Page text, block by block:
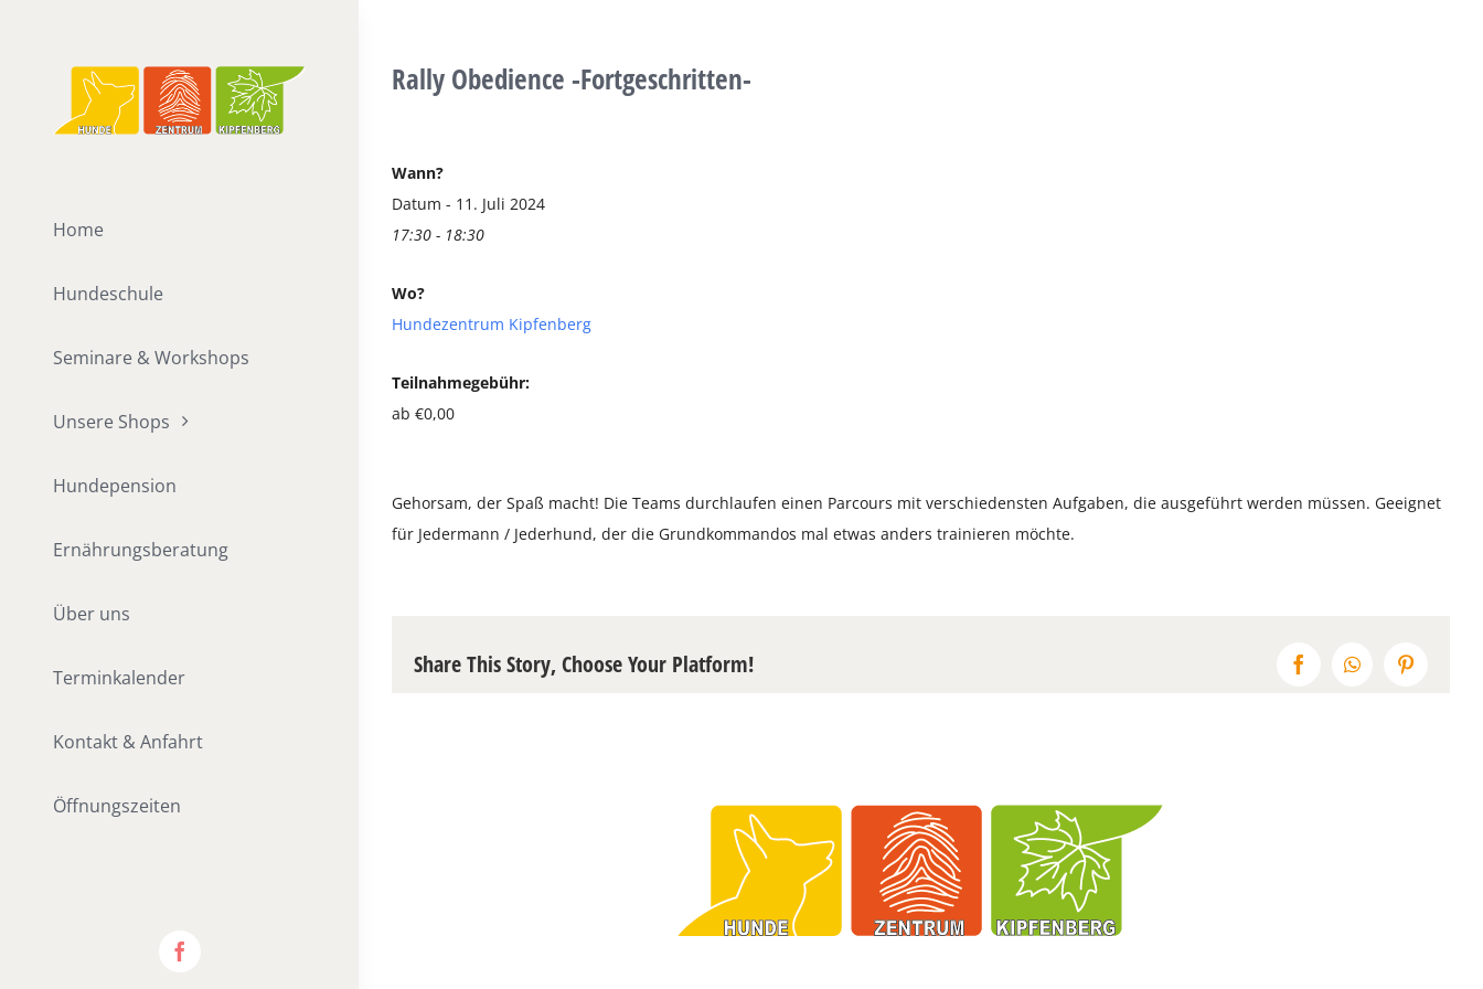
Home
Hundeschule
Seminare & Workshops
Unsere Shops
Hundepension
Ernährungsberatung
Über uns
Terminkalender
Kontakt & Anfahrt
Öffnungszeiten
Rally Obedience -Fortgeschritten-
Wann?
Datum - 11. Juli 2024
17:30 - 18:30
Wo?
Hundezentrum Kipfenberg
Teilnahmegebühr:
ab €0,00
Gehorsam, der Spaß macht! Die Teams durchlaufen einen Parcours mit verschiedensten Aufgaben, die ausgeführt werden müssen. Geeignet
für Jedermann / Jederhund, der die Grundkommandos mal etwas anders trainieren möchte.
Share This Story, Choose Your Platform! FacebookWhatsAppPinterest